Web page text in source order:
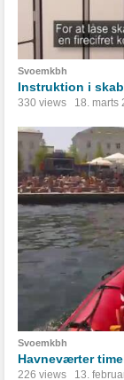
Svoemkbh
Instruktion i
330 views 18. marts
Svoemkbh
Havneværter
226 views 13.